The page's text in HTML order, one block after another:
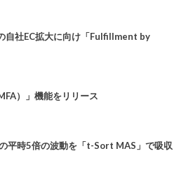
自社EC拡大に向け「Fulfillment by
）」機能をリリース
平時5倍の波動を「t-Sort MAS」で吸収